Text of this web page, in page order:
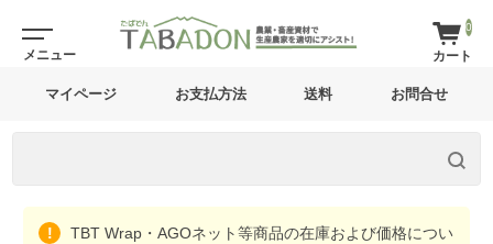
0
マイページ お支払方法 送料 お問合せ
TBT Wrap・AGOネット等商品の在庫および価格につい